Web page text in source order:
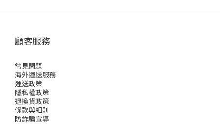
顧客服務
常見問題
海外運送服務
運送政策
隱私權政策
退換貨政策
條款與細則
防詐騙宣導